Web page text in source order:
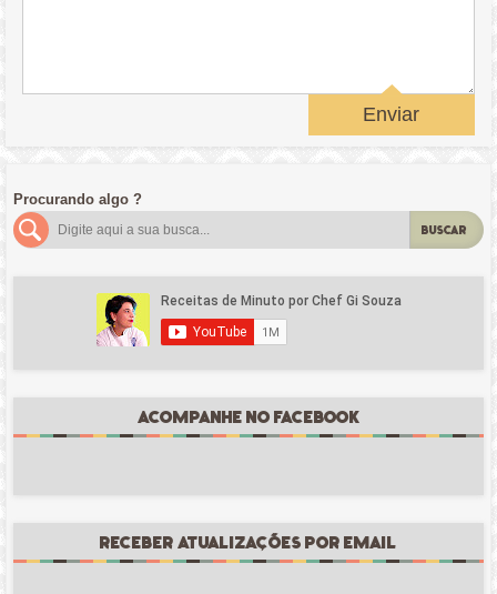
Enviar
Procurando algo ?
BUSCAR
ACOMPANHE NO FACEBOOK
RECEBER ATUALIZAÇÕES POR EMAIL